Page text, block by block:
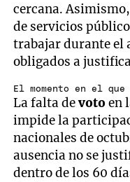
cercana.
de servicios
trabajar durante el
obligados a
El momento en el
La falta devotoen
impide la
nacionales de
ausencia no se
dentro de los 60